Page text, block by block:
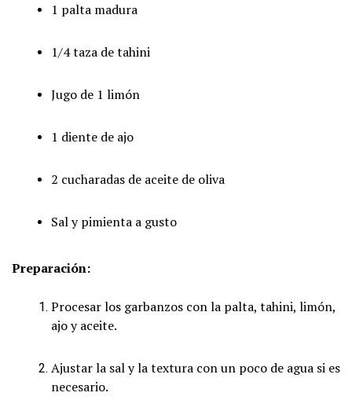
1 palta madura
1/4 taza de tahini
Jugo de 1 limón
1 diente de ajo
2 cucharadas de aceite de oliva
Sal y pimienta a gusto
Preparación:
Procesar los garbanzos con la palta, tahini, limón,
ajo y aceite.
Ajustar la sal y la textura con un poco de agua si es
necesario.